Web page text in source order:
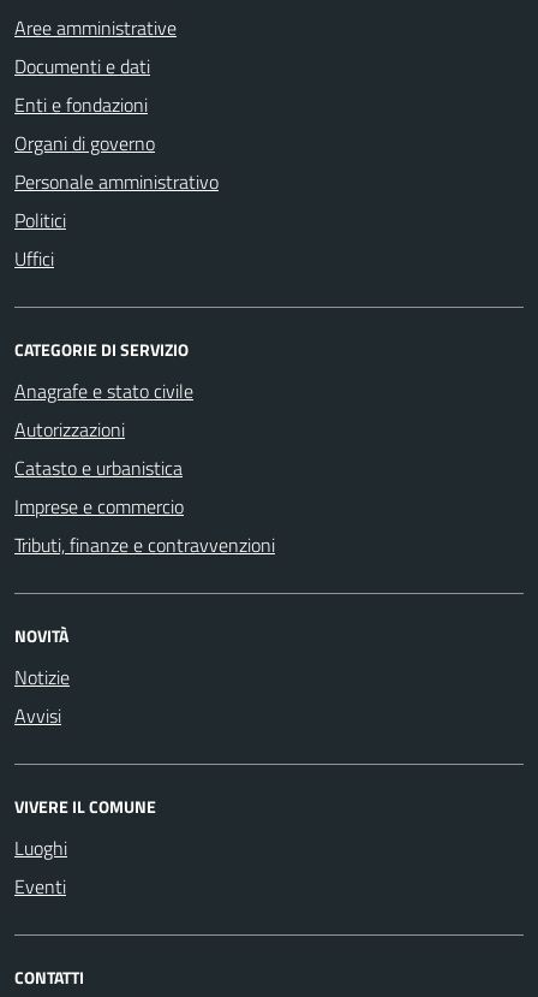
Aree amministrative
Documenti e dati
Enti e fondazioni
Organi di governo
Personale amministrativo
Politici
Uffici
CATEGORIE DI SERVIZIO
Anagrafe e stato civile
Autorizzazioni
Catasto e urbanistica
Imprese e commercio
Tributi, finanze e contravvenzioni
NOVITÀ
Notizie
Avvisi
VIVERE IL COMUNE
Luoghi
Eventi
CONTATTI